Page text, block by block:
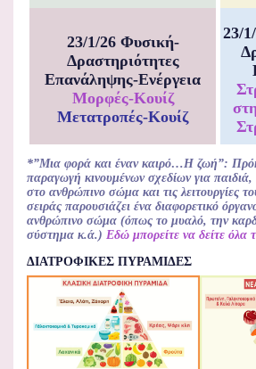
23/1/26 Φυσική-
Δραστηριότητες
Επανάληψης-Ενέργεια
Μορφές-Κουίζ
Μετατροπές-Κουίζ
23/
*”Μια φορά και έναν καιρό…Η ζωή”:
παραγωγή κινουμένων σχεδίων για
στο ανθρώπινο σώμα και τις λειτουργίες
σειράς παρουσιάζει ένα διαφορετικό
ανθρώπινο σώμα (όπως το μυαλό, την
σύστημα κ.ά.) Εδώ μπορείτε να δείτε όλα
ΔΙΑΤΡΟΦΙΚΕΣ ΠΥΡΑΜΙΔΕΣ